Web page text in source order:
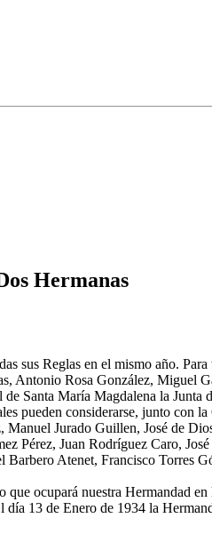
Hermanas
sus Reglas en el mismo año.
Antonio Rosa González, Miguel
Santa María Magdalena la
pueden considerarse, junto
Jurado Guillen, José de
Pérez, Juan Rodríguez Caro,
Atenet, Francisco Torres
ocupará nuestra Hermandad
13 de Enero de 1934 la